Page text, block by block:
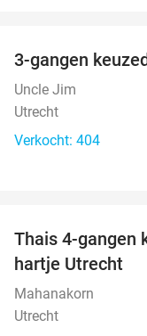
3-gangen
Uncle Jim
Utrecht
Verkocht: 404
Thais 4-gangen
hartje Utrecht
Mahanakorn
Utrecht